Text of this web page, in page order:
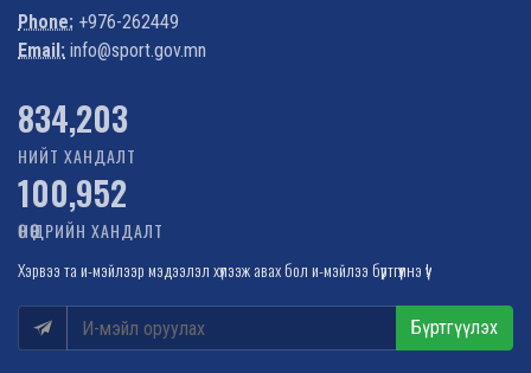
Phone: +976-262449
Email: info@sport.gov.mn
914,933
НИЙТ ХАНДАЛТ
100,952
ӨНӨӨДРИЙН ХАНДАЛТ
Хэрвээ та и-мэйлээр мэдээлэл хүлээж авах бол и-мэйлээ бүртгүүлнэ үү!
Бүртгүүлэх